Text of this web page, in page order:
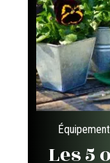
Équipement
Les 5